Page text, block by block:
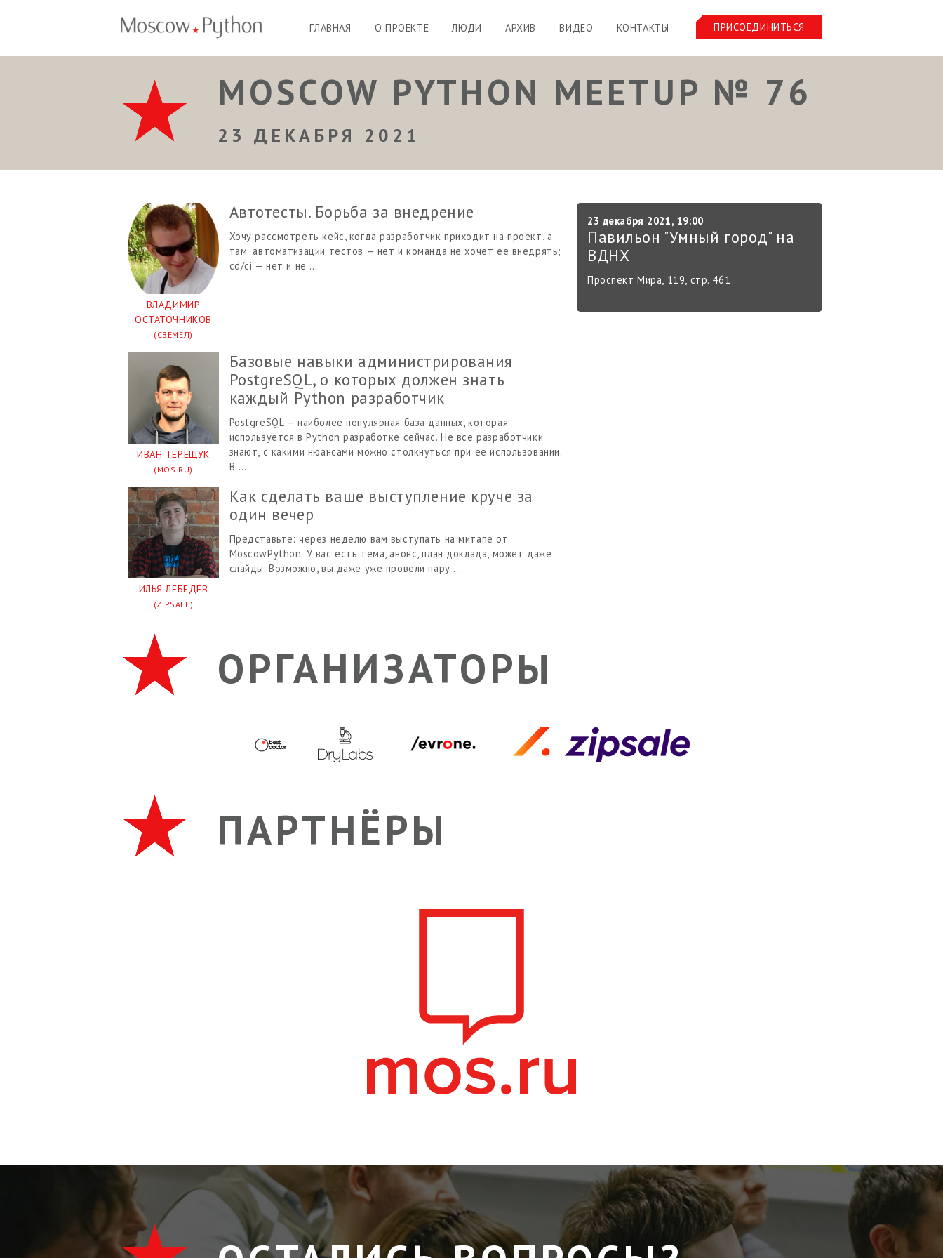
ПРИСОЕДИНИТЬСЯ
ГЛАВНАЯ О ПРОЕКТЕ ЛЮДИ АРХИВ ВИДЕО КОНТАКТЫ
MOSCOW PYTHON MEETUP № 76
23 ДЕКАБРЯ 2021
23 декабря 2021, 19:00
Павильон "Умный город" на
ВДНХ
Проспект Мира, 119, стр. 461
ВЛАДИМИР
ОСТАТОЧНИКОВ
(СВЕМЕЛ)
Автотесты. Борьба за внедрение
Хочу рассмотреть кейс, когда разработчик приходит на проект, а
там: автоматизации тестов — нет и команда не хочет ее внедрять;
cd/ci — нет и не …
ИВАН ТЕРЕЩУК
(MOS.RU)
Базовые навыки администрирования
PostgreSQL, о которых должен знать
каждый Python разработчик
PostgreSQL — наиболее популярная база данных, которая
используется в Python разработке сейчас. Не все разработчики
знают, с какими нюансами можно столкнуться при ее использовании.
В …
ИЛЬЯ ЛЕБЕДЕВ
(ZIPSALE)
Как сделать ваше выступление круче за
один вечер​
Представьте: через неделю вам выступать на митапе от
MoscowPython. У вас есть тема, анонс, план доклада, может даже
слайды. Возможно, вы даже уже провели пару …
ОРГАНИЗАТОРЫ
ПАРТНЁРЫ